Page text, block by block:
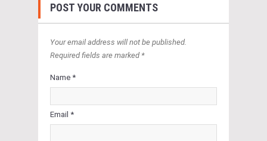
POST YOUR COMMENTS
Your email address will not be published.
Required fields are marked *
Name *
Email *